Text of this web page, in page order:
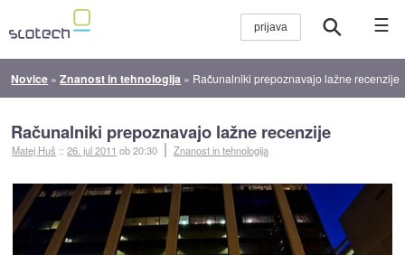
☰
Novice »Znanost in tehnologija » Računalniki prepoznavajo lažne recenzije
Računalniki prepoznavajo lažne recenzije
Matej Huš ::26. jul 2011 ob 20:30 Znanost in tehnologija